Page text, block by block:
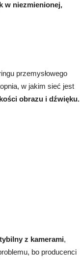
w niezmienionej,
przemysłowego
w jakim sieć jest
obrazu i dźwięku.
z kamerami,
bo producenci